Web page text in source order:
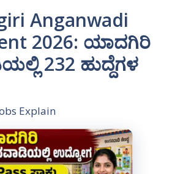
Anganwadi
2026: ಯಾದಗಿರಿ
232 ಹುದ್ದೆಗಳ
Explain